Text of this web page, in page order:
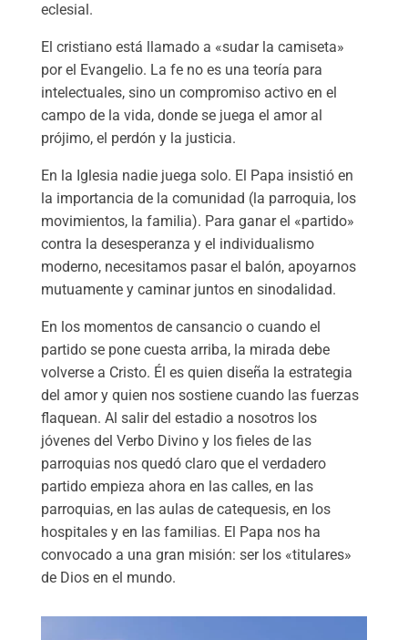
eclesial.
El cristiano está llamado a «sudar la camiseta»
por el Evangelio. La fe no es una teoría para
intelectuales, sino un compromiso activo en el
campo de la vida, donde se juega el amor al
prójimo, el perdón y la justicia.
En la Iglesia nadie juega solo. El Papa insistió en
la importancia de la comunidad (la parroquia, los
movimientos, la familia). Para ganar el «partido»
contra la desesperanza y el individualismo
moderno, necesitamos pasar el balón, apoyarnos
mutuamente y caminar juntos en sinodalidad.
​En los momentos de cansancio o cuando el
partido se pone cuesta arriba, la mirada debe
volverse a Cristo. Él es quien diseña la estrategia
del amor y quien nos sostiene cuando las fuerzas
flaquean. Al salir del estadio a nosotros los
jóvenes del Verbo Divino y los fieles de las
parroquias nos quedó claro que el verdadero
partido empieza ahora en las calles, en las
parroquias, en las aulas de catequesis, en los
hospitales y en las familias. El Papa nos ha
convocado a una gran misión: ser los «titulares»
de Dios en el mundo.